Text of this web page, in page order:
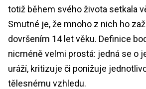
totiž během svého života setkala
Smutné je, že mnoho z nich ho
dovršením 14 let věku. Definice
nicméně velmi prostá: jedná se o
uráží, kritizuje či ponižuje
tělesnému vzhledu.